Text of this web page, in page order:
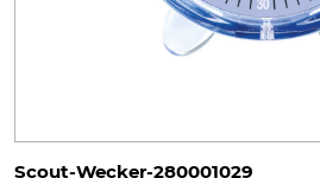
Scout-Wecker-280001029